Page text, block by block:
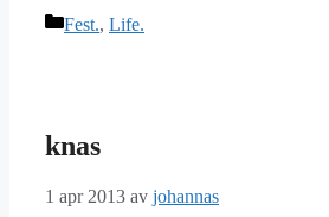
Kategorier
Fest., Life.
knas
1 apr 2013 av johannas